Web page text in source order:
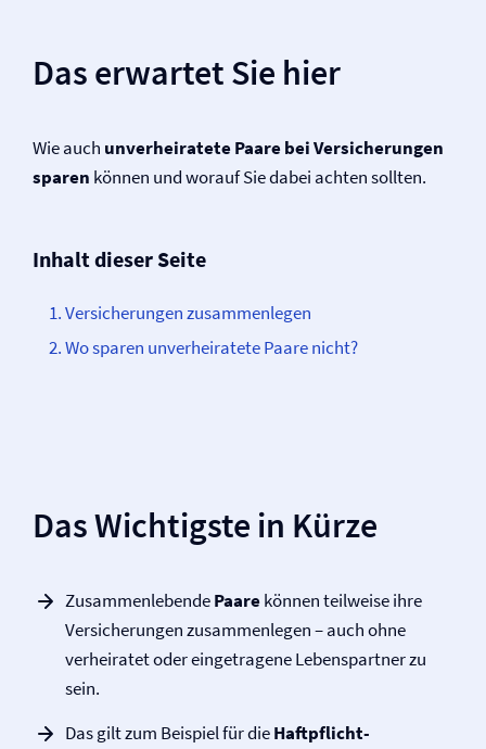
Das erwartet Sie hier
Wie auch unverheiratete Paare bei Versicherungen
sparen können und worauf Sie dabei achten sollten.
Inhalt dieser Seite
Versicherungen zusammenlegen
Wo sparen unverheiratete Paare nicht?
Das Wichtigste in Kürze
ZusammenlebendePaarekönnen teilweise ihre
Versicherungen zusammenlegen – auch ohne
verheiratet oder eingetragene Lebenspartner zu
sein.
Das gilt zum Beispiel für dieHaftpflicht­